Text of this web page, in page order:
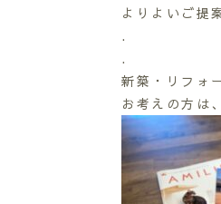
よりよいご提
.
.
新築・リフォ
お考えの方は